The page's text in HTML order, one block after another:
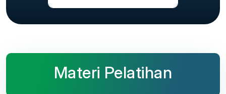
Materi Pelatihan